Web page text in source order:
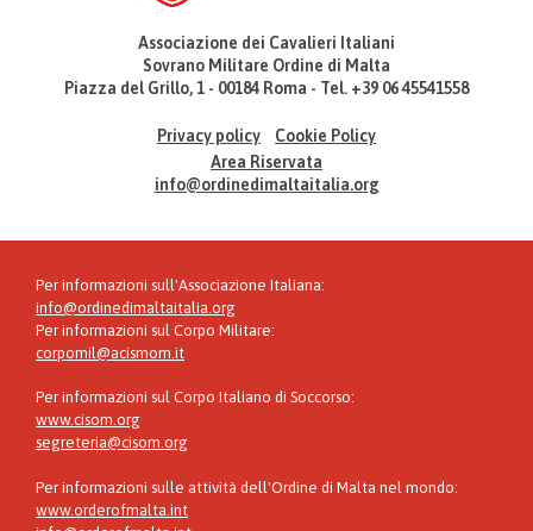
Associazione dei Cavalieri Italiani
Sovrano Militare Ordine di Malta
Piazza del Grillo, 1 - 00184 Roma - Tel. +39 06 45541558
Privacy policy
Cookie Policy
Area Riservata
info@ordinedimaltaitalia.org
Per informazioni sull'Associazione Italiana:
info@ordinedimaltaitalia.org
Per informazioni sul Corpo Militare:
corpomil@acismom.it
Per informazioni sul Corpo Italiano di Soccorso:
www.cisom.org
segreteria@cisom.org
Per informazioni sulle attività dell'Ordine di Malta nel mondo:
www.orderofmalta.int